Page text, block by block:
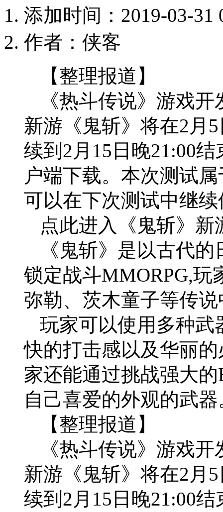
添加时间：2019-03-31
作者：侠客
【整理报道】
《热斗传说》游戏
新游《鬼斩》将在2月
续到2月15日晚21:00
户端下载。本次测试
可以在下次测试中继
点此进入《鬼斩》新
《鬼斩》是以古代
锁定战斗MMORPG,玩
弥勒、茨木童子等传
玩家可以使用多种武
快的打击感以及华丽
家还能通过挑战强大
自己喜爱的外观的武器
【整理报道】
《热斗传说》游戏
新游《鬼斩》将在2月
续到2月15日晚21:00